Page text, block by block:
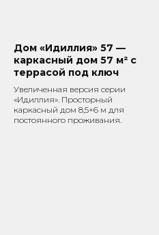
Дом «Идиллия» 57 —
каркасный дом 57 м² с
террасой под ключ
Увеличенная версия серии
«Идиллия». Просторный
каркасный дом 8,5×6 м для
постоянного проживания.